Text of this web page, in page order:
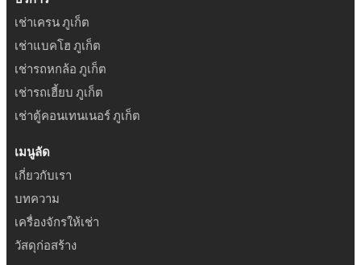
เช่าเครน ภูเก็ต
เช่าแบคโฮ ภูเก็ต
เช่ารถหกล้อ ภูเก็ต
เช่ารถเฮี้ยบ ภูเก็ต
เช่าตู้คอนเทนเนอร์ ภูเก็ต
เมนูลัด
เกี่ยวกับเรา
บทความ
เครื่องจักรให้เช่า
วัสดุก่อสร้าง